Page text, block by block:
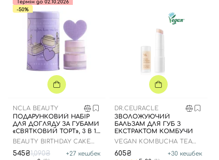
Термін до 02.10.2026
-50%
NCLA BEAUTY
ПОДАРУНКОВИЙ НАБІР
ДЛЯ ДОГЛЯДУ ЗА ГУБАМИ
«СВЯТКОВИЙ ТОРТ», 3 В 1
ДО 02.10.2026 РОКУ
BEAUTY BIRTHDAY CAKE
545₴1,090₴ +27 кешбек
DR.CEURACLE
ЗВОЛОЖУЮЧИЙ
БАЛЬЗАМ ДЛЯ ГУБ З
ЕКСТРАКТОМ КОМБУЧИ
VEGAN KOMBUCHA TEA
605₴ +30 кешбек
Вхід Реєстрація
Номер телефону